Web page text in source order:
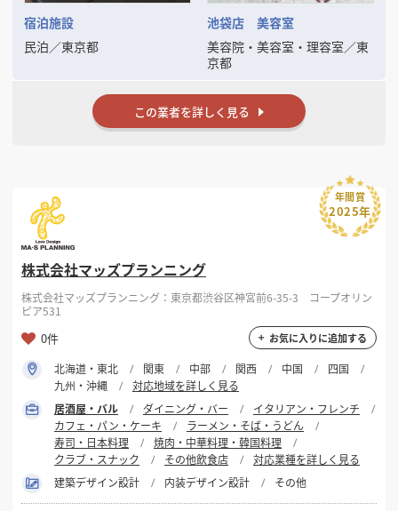
宿泊施設
民泊 ／東京都
池袋店 美容室
美容院・美容室・理容室 ／東
京都
この業者を詳しく見る
株式会社マッズプランニング
株式会社マッズプランニング：東京都渋谷区神宮前6-35-3 コープオリン
ピア531
0件 お気に入りに追加する
年間賞
2025年
北海道・東北 関東 中部 関西 中国
四国
九州・沖縄
対応地域を詳しく見る
居酒屋・バル
ダイニング・バー
イタリアン・フレンチ
カフェ・パン・ケーキ
ラーメン・そば・うどん
寿司・日本料理
焼肉・中華料理・韓国料理
クラブ・スナック
その他飲食店
対応業種を詳しく見る
建築デザイン設計
内装デザイン設計 その他